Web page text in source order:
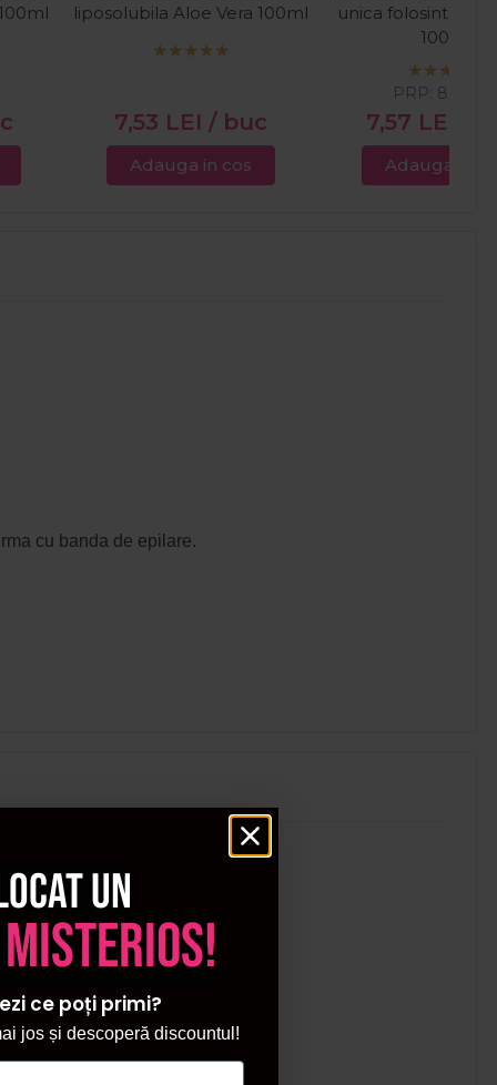
liposolubila Aloe Vera 100ml
7,53 LEI / buc
Adauga in cos
unica folosinta cu
100ml
7,57 LEI
PRP: 8,45
Adauga in
cu banda de epilare.
un
ce poți primi?
jos și descoperă discountul!